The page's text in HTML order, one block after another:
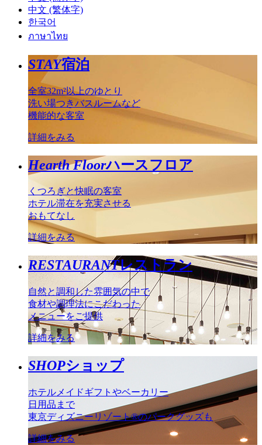
中文 (繁体字)
한국어
ภาษาไทย
STAY宿泊
全室32m²以上のゆとり
洗い場つきバスルームなど
機能的な客室
詳細をみる
Hearth Floorハースフロア
くつろぎと快眠の客室
ホテル滞在を充実させる
おもてなし
詳細をみる
RESTAURANTレストラン
自然と調和した雰囲気の中で
食材や調理法にこだわった
メニューをご提供
詳細をみる
SHOPショップ
ホテルメイドギフトやベーカリー
日用品まで
東京ディズニーリゾート®のパークグッズも
詳細をみる